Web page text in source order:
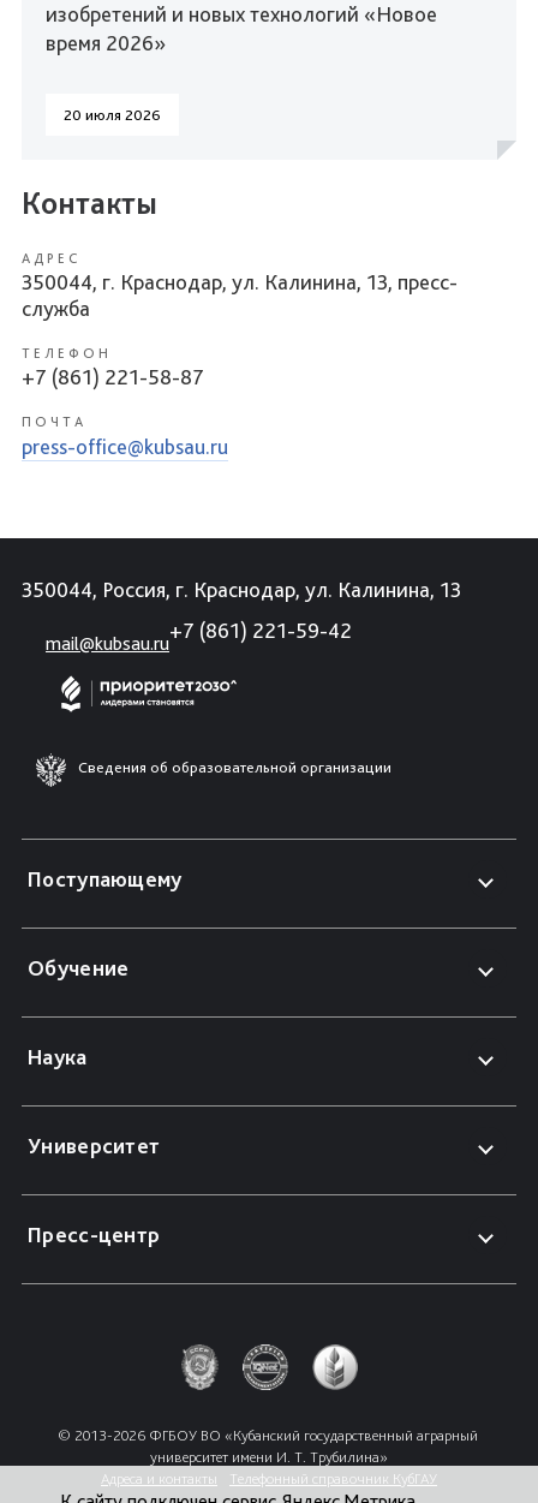
изобретений и новых технологий «Новое
время 2026»
20 июля 2026
Контакты
АДРЕС
350044, г. Краснодар, ул. Калинина, 13, пресс-
служба
ТЕЛЕФОН
+7 (861) 221-58-87
ПОЧТА
press-office@kubsau.ru
350044, Россия, г. Краснодар, ул. Калинина, 13
mail@kubsau.ru
+7 (861) 221-59-42
Сведения об образовательной организации
Поступающему
Обучение
Наука
Университет
Пресс-центр
© 2013-2026 ФГБОУ ВО «Кубанский государственный аграрный
университет имени И. Т. Трубилина»
Адреса и контакты
Телефонный справочник КубГАУ